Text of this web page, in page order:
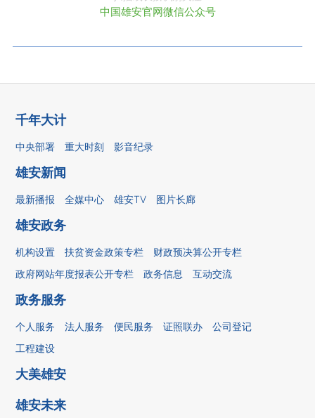
中国雄安官网微信公众号
千年大计
中央部署 重大时刻 影音纪录
雄安新闻
最新播报 全媒中心 雄安TV 图片长廊
雄安政务
机构设置 扶贫资金政策专栏
财政预决算公开专栏
政府网站年度报表公开专栏
政务信息 互动交流
政务服务
个人服务 法人服务 便民服务 证照联办
公司登记
工程建设
大美雄安
雄安未来